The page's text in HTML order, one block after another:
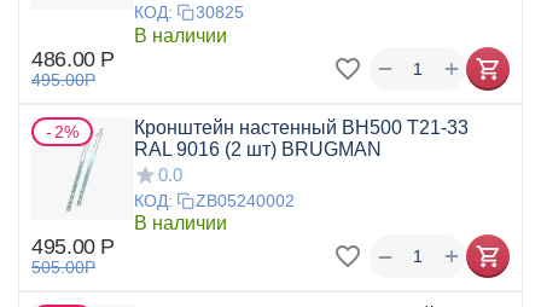
КОД: 30825
В наличии
486.00 Р
495.00Р +
−
2%
Кронштейн настенный BH500 Т21-33
RAL 9016 (2 шт) BRUGMAN
0.0
КОД: ZB05240002
В наличии
495.00 Р
505.00Р +
−